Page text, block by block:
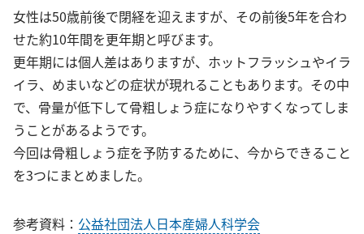
女性は50歳前後で閉経を迎えますが、その前後5年を合わ
せた約10年間を更年期と呼びます。
更年期には個人差はありますが、ホットフラッシュやイラ
イラ、めまいなどの症状が現れることもあります。その中
で、骨量が低下して骨粗しょう症になりやすくなってしま
うことがあるようです。
今回は骨粗しょう症を予防するために、今からできること
を3つにまとめました。
参考資料： 公益社団法人日本産婦人科学会